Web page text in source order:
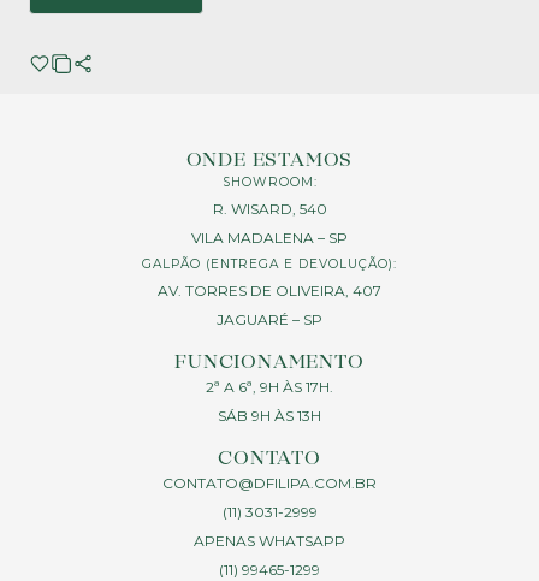
ONDE ESTAMOS
SHOWROOM:
R. WISARD, 540
VILA MADALENA – SP
GALPÃO (ENTREGA E DEVOLUÇÃO):
AV. TORRES DE OLIVEIRA, 407
JAGUARÉ – SP
FUNCIONAMENTO
2ª A 6ª, 9H ÀS 17H.
SÁB 9H ÀS 13H
CONTATO
CONTATO@DFILIPA.COM.BR
(11) 3031-2999
APENAS WHATSAPP
(11) 99465-1299